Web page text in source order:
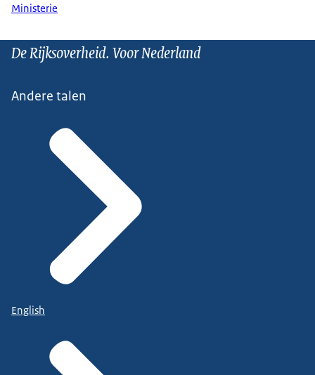
Ministerie
De Rijksoverheid. Voor Nederland
Andere talen
English